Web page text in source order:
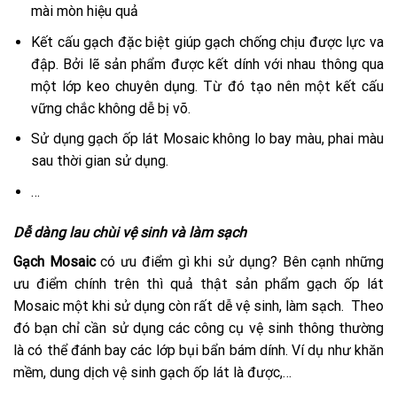
mài mòn hiệu quả
Kết cấu gạch đặc biệt giúp gạch chống chịu được lực va
đập. Bởi lẽ sản phẩm được kết dính với nhau thông qua
một lớp keo chuyên dụng. Từ đó tạo nên một kết cấu
vững chắc không dễ bị võ.
Sử dụng gạch ốp lát Mosaic không lo bay màu, phai màu
sau thời gian sử dụng.
…
Dễ dàng lau chùi vệ sinh và làm sạch
Gạch Mosaiccó ưu điểm gì khi sử dụng? Bên cạnh những
ưu điểm chính trên thì quả thật sản phẩm gạch ốp lát
Mosaic một khi sử dụng còn rất dễ vệ sinh, làm sạch. Theo
đó bạn chỉ cần sử dụng các công cụ vệ sinh thông thường
là có thể đánh bay các lớp bụi bẩn bám dính. Ví dụ như khăn
mềm, dung dịch vệ sinh gạch ốp lát là được,…